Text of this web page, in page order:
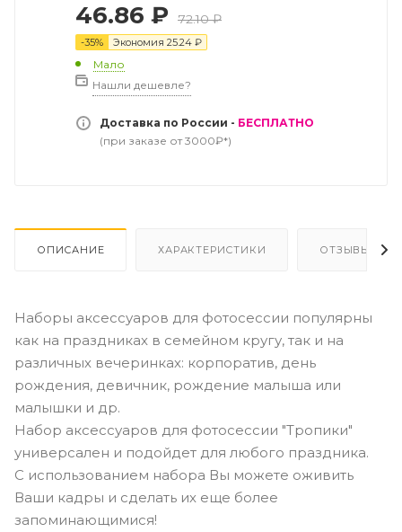
46.86 ₽ 72.10₽
-35% Экономия 25.24 ₽
Мало
Нашли дешевле?
Доставка по России - БЕСПЛАТНО
(при заказе от 3000₽*)
ОПИСАНИЕ ХАРАКТЕРИСТИКИ ОТЗЫВЫ
Наборы аксессуаров для фотосессии популярны
как на праздниках в семейном кругу, так и на
различных вечеринках: корпоратив, день
рождения, девичник, рождение малыша или
малышки и др.
Набор аксессуаров для фотосессии "Тропики"
универсален и подойдет для любого праздника.
С использованием набора Вы можете оживить
Ваши кадры и сделать их еще более
запоминающимися!